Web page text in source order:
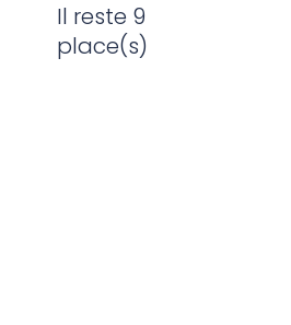
Il reste 9
place(s)